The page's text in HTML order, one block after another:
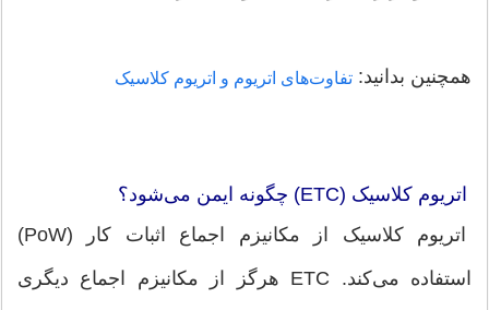
همچنین بدانید: تفاوت‌های اتریوم و اتریوم کلاسیک
اتریوم کلاسیک (ETC) چگونه ایمن می‌شود؟
اتریوم کلاسیک از مکانیزم اجماع اثبات کار (PoW)
استفاده می‌کند. ETC هرگز از مکانیزم اجماع دیگری